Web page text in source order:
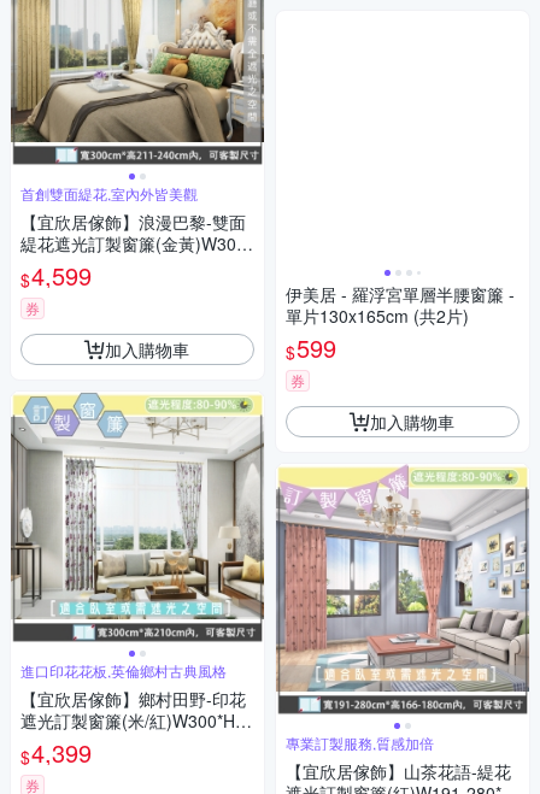
首創雙面緹花,室內外皆美觀
【宜欣居傢飾】浪漫巴黎-雙面
緹花遮光訂製窗簾(金黃)W300*
H211-240cm以內*2片/台灣製
$4,599
券
加入購物車
進口印花花板,英倫鄉村古典風格
【宜欣居傢飾】鄉村田野-印花
遮光訂製窗簾(米/紅)W300*H21
0cm以內*2片/半腰/台灣製
$4,399
券
伊美居 - 羅浮宮單層半腰窗簾 -
單片130x165cm (共2片)
$599
券
加入購物車
專業訂製服務,質感加倍
【宜欣居傢飾】山茶花語-緹花